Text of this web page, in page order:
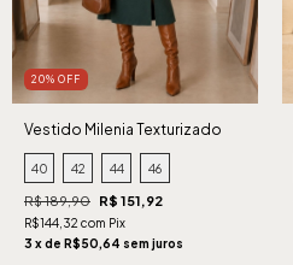
20% OFF
Vestido Milenia Texturizado
Verde
40 42 44 46
R$ 189,90 R$ 151,92
R$144,32 com Pix
3 x de R$50,64 sem juros